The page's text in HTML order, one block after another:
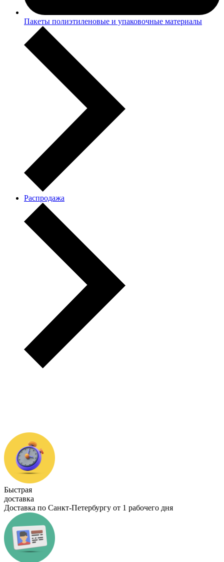
Пакеты полиэтиленовые и упаковочные материалы
Распродажа
Быстрая
доставка
Доставка по Санкт-Петербургу от 1 рабочего дня